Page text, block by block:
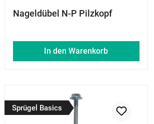
Nageldübel N-P Pilzkopf
In den Warenkorb
Sprügel Basics